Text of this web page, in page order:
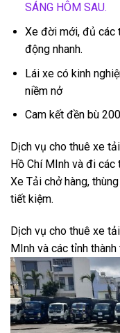
SÁNG HÔM SAU.
Xe đời mới, đủ các
động nhanh.
Lái xe có kinh
niềm nở
Cam kết đền bù
Dịch vụ cho thuê xe
Hồ Chí MInh và đi các
Xe Tải chở hàng,
tiết kiệm.
Dịch vụ cho thuê xe
MInh và các tỉnh